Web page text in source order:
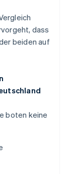
dass
beiden auf
boten keine